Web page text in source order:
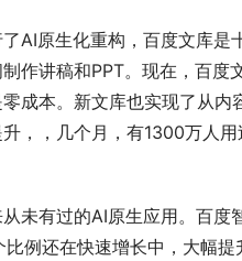
AI原生化重构，百度文库是
作讲稿和PPT。现在，百
成本。新文库也实现了从
，，几个月，有1300万人
未有过的AI原生应用。百
例还在快速增长中，大幅